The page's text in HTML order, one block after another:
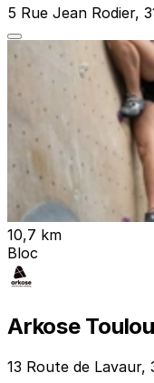
5 Rue Jean Rodier,
10,7 km
Bloc
Arkose
13 Route de Lavaur,